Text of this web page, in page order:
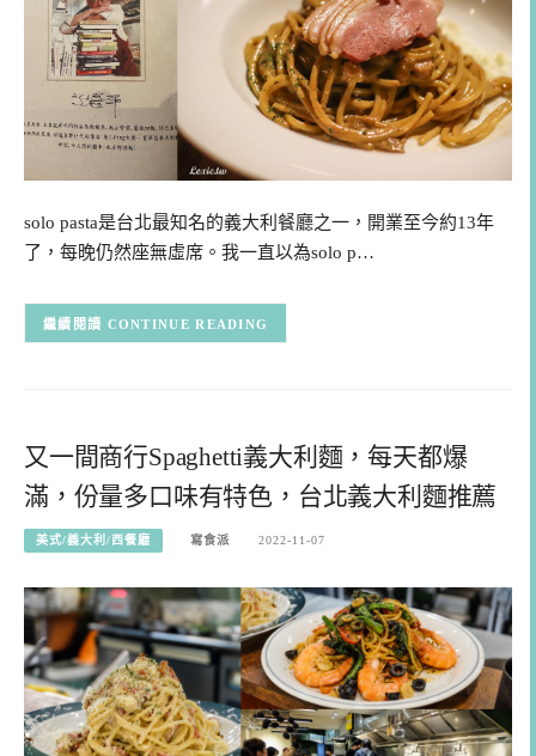
solo pasta是台北最知名的義大利餐廳之一，開業至今約13年
了，每晚仍然座無虛席。我一直以為solo p…
CONTINUE READING
又一間商行Spaghetti義大利麵，每天都爆
滿，份量多口味有特色，台北義大利麵推薦
美式/義大利/西餐廳 寫食派 2022-11-07